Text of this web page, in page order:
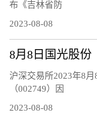
布《吉林省防
2023-08-08
沪深交易所2023年8
（002749）因
2023-08-08